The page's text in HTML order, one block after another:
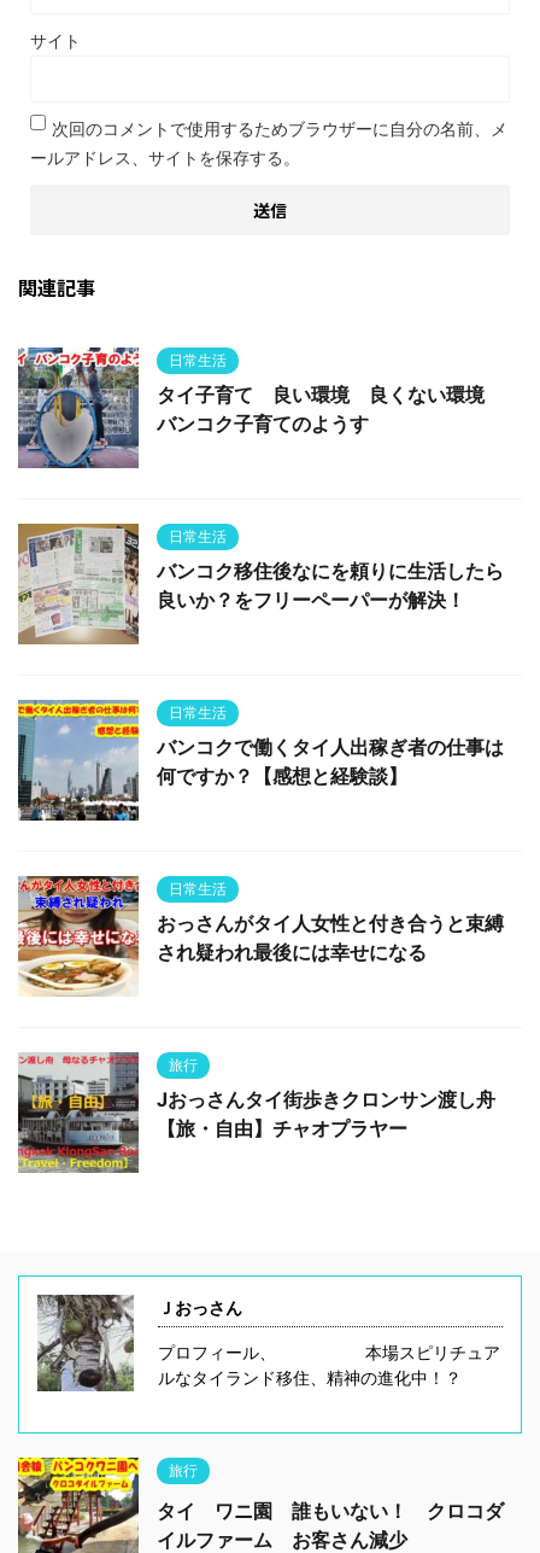
サイト
次回のコメントで使用するためブラウザーに自分の名前、メ
ールアドレス、サイトを保存する。
関連記事
日常生活
タイ子育て 良い環境 良くない環境
バンコク子育てのようす
日常生活
バンコク移住後なにを頼りに生活したら
良いか？をフリーペーパーが解決！
日常生活
バンコクで働くタイ人出稼ぎ者の仕事は
何ですか？【感想と経験談】
日常生活
おっさんがタイ人女性と付き合うと束縛
され疑われ最後には幸せになる
旅行
Jおっさんタイ街歩きクロンサン渡し舟
【旅・自由】チャオプラヤー
Ｊおっさん
プロフィール、 本場スピリチュア
ルなタイランド移住、精神の進化中！？
旅行
タイ ワニ園 誰もいない！ クロコダ
イルファーム お客さん減少